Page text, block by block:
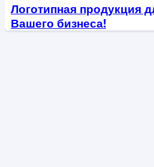
Логотипная продукция
Вашего бизнеса!